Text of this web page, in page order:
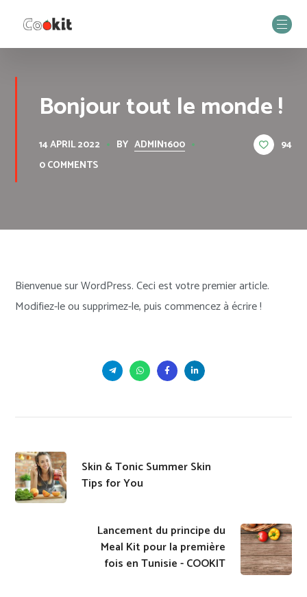
Bonjour tout le monde !
14 APRIL 2022 BY ADMIN1600
0 COMMENTS
94
Bienvenue sur WordPress. Ceci est votre premier article.
Modifiez-le ou supprimez-le, puis commencez à écrire !
Skin & Tonic Summer Skin
Tips for You
Lancement du principe du
Meal Kit pour la première
fois en Tunisie - COOKIT